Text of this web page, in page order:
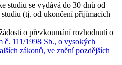
studiu se vydává do 30 dnů od
(tj. od ukončení přijímacích
o přezkoumání rozhodnutí o
č. 111/1998 Sb., o vysokých
zákonů, ve znění pozdějších